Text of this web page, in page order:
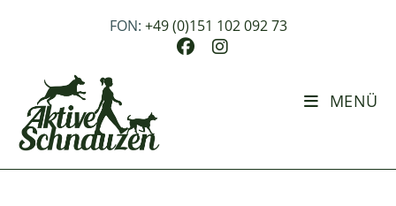
FON: +49 (0)151 102 092 73
MENÜ